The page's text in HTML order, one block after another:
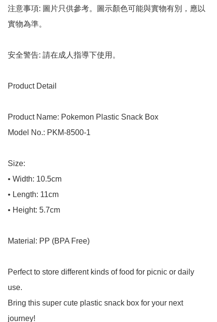
注意事項: 圖片只供參考。圖示顏色可能與實物有別，應以
實物為準。
安全警告: 請在成人指導下使用。
Product Detail
Product Name: Pokemon Plastic Snack Box
Model No.: PKM-8500-1
Size:
• Width: 10.5cm
• Length: 11cm
• Height: 5.7cm
Material: PP (BPA Free)
Perfect to store different kinds of food for picnic or daily
use.
Bring this super cute plastic snack box for your next
journey!